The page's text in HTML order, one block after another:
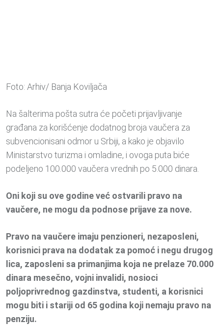
Foto: Arhiv/ Banja Koviljača
Na šalterima pošta sutra će početi prijavljivanje
građana za korišćenje dodatnog broja vaučera za
subvencionisani odmor u Srbiji, a kako je objavilo
Ministarstvo turizma i omladine, i ovoga puta biće
podeljeno 100.000 vaučera vrednih po 5.000 dinara.
Oni koji su ove godine već ostvarili pravo na
vaučere, ne mogu da podnose prijave za nove.
Pravo na vaučere imaju penzioneri, nezaposleni,
korisnici prava na dodatak za pomoć i negu drugog
lica, zaposleni sa primanjima koja ne prelaze 70.000
dinara mesečno, vojni invalidi, nosioci
poljoprivrednog gazdinstva, studenti, a korisnici
mogu biti i stariji od 65 godina koji nemaju pravo na
penziju.